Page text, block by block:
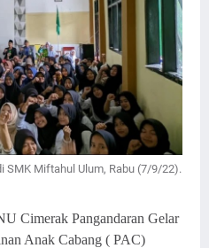
SMK Miftahul Ulum, Rabu (7/9/22).
Cimerak Pangandaran Gelar
Anak Cabang ( PAC)